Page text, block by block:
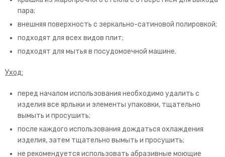
пара;
внешняя поверхность с зеркально-сатиновой полировкой;
подходят для всех видов плит;
подходят для мытья в посудомоечной машине.
Уход:
перед началом использования необходимо удалить с
изделия все ярлыки и элементы упаковки, тщательно
вымыть и просушить;
после каждого использования дождаться охлаждения
изделия, затем тщательно вымыть и просушить;
не рекомендуется использовать абразивные моющие